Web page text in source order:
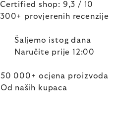
Certified shop: 9,3 / 10
300+ provjerenih recenzije
Šaljemo istog dana
Naručite prije 12:00
50 000+ ocjena proizvoda
Od naših kupaca